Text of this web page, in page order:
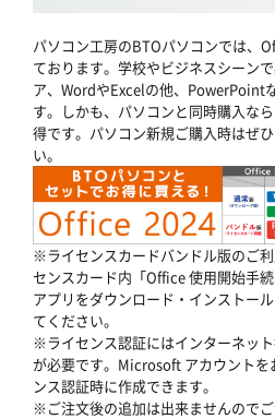
パソコン工房のBTOパソコンでは、
ております。学校やビジネスシーン
ア、WordやExcelの他、PowerPoint
す。しかも、パソコンと同時購入な
得です。パソコン新規ご購入時はぜ
い。
※ライセンスカードバンドル版のご
センスカード内「Office 使用開始手
アプリをダウンロード・インストー
てください。
※ライセンス認証にはインターネッ
が必要です。Microsoft アカウントを
ンス認証時に作成できます。
※ご注文後の追加は出来ませんのでご